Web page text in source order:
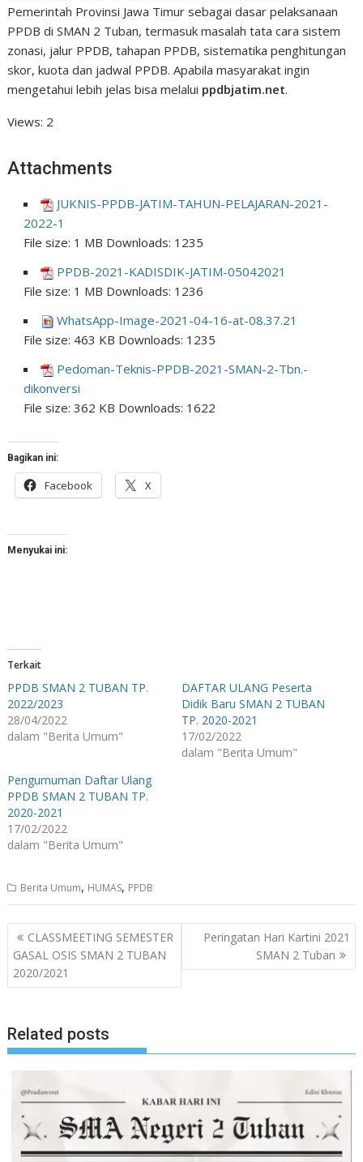
Pemerintah Provinsi Jawa Timur sebagai dasar pelaksanaan
PPDB di SMAN 2 Tuban, termasuk masalah tata cara sistem
zonasi, jalur PPDB, tahapan PPDB, sistematika penghitungan
skor, kuota dan jadwal PPDB. Apabila masyarakat ingin
mengetahui lebih jelas bisa melalui ppdbjatim.net.
Views: 2
Attachments
JUKNIS-PPDB-JATIM-TAHUN-PELAJARAN-2021-
2022-1
File size: 1 MB Downloads: 1235
PPDB-2021-KADISDIK-JATIM-05042021
File size: 1 MB Downloads: 1236
WhatsApp-Image-2021-04-16-at-08.37.21
File size: 463 KB Downloads: 1235
Pedoman-Teknis-PPDB-2021-SMAN-2-Tbn.-
dikonversi
File size: 362 KB Downloads: 1622
Bagikan ini:
Facebook X
Menyukai ini:
Terkait
PPDB SMAN 2 TUBAN TP.
2022/2023
28/04/2022
dalam "Berita Umum"
DAFTAR ULANG Peserta
Didik Baru SMAN 2 TUBAN
TP. 2020-2021
17/02/2022
dalam "Berita Umum"
Pengumuman Daftar Ulang
PPDB SMAN 2 TUBAN TP.
2020-2021
17/02/2022
dalam "Berita Umum"
Berita Umum, HUMAS, PPDB
Navigasi
pos
CLASSMEETING SEMESTER
GASAL OSIS SMAN 2 TUBAN
2020/2021
Peringatan Hari Kartini 2021
SMAN 2 Tuban
Related posts